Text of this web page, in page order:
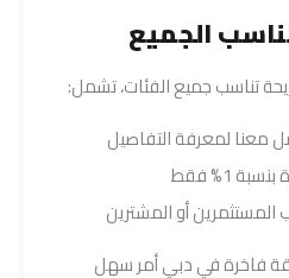
الجميع
تناسب جميع الفئات، تشمل:
معنا لمعرفة التفاصيل
1% فقط
المستثمرين أو المشترين
فاخرة في دبي أمر سهل